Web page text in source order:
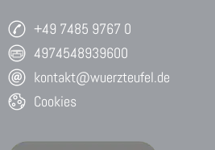
+49 7485 9767 0
4974548939600
kontakt@wuerzteufel.de
Cookies